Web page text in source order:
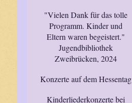
"Vielen Dank für das tolle
Programm. Kinder und
Eltern waren begeistert."
Jugendbibliothek
Zweibrücken, 2024
Konzerte auf dem Hessentag
Kinderliederkonzerte bei